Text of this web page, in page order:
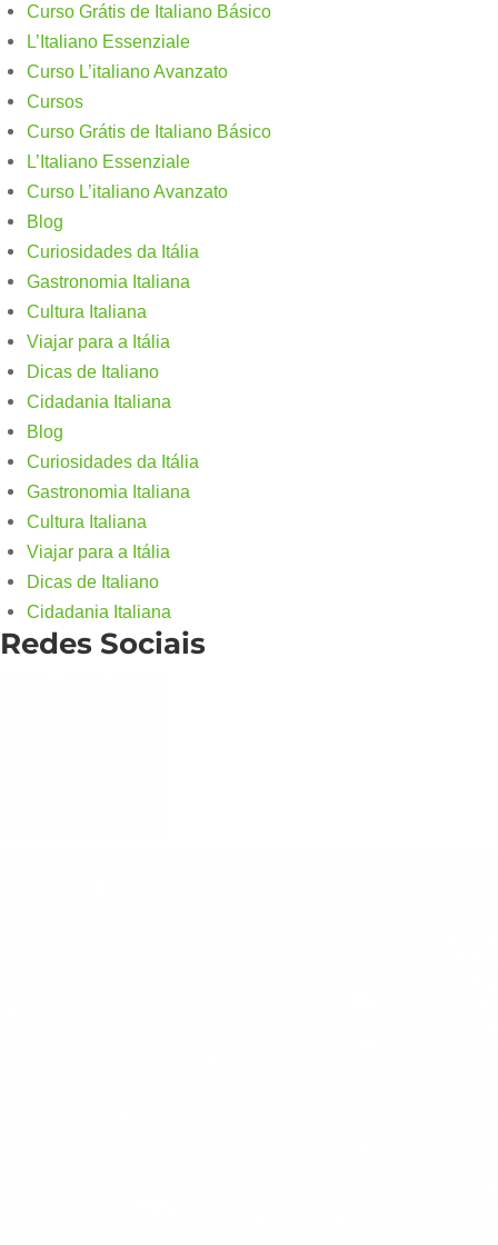
Curso Grátis de Italiano Básico​
L’Italiano Essenziale
Curso L’italiano Avanzato
Cursos
Curso Grátis de Italiano Básico​
L’Italiano Essenziale
Curso L’italiano Avanzato
Blog
Curiosidades da Itália
Gastronomia Italiana
Cultura Italiana
Viajar para a Itália
Dicas de Italiano
Cidadania Italiana
Blog
Curiosidades da Itália
Gastronomia Italiana
Cultura Italiana
Viajar para a Itália
Dicas de Italiano
Cidadania Italiana
Redes Sociais